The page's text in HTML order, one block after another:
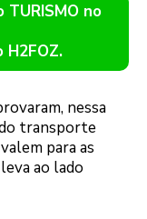
no
H2FOZ.
nessa
transporte
para as
ao lado